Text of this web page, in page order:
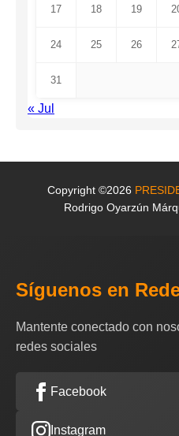
17 18 19
24 25 26
31
« Jul
Copyright ©2026
Rodrigo Oyarzún
Síguenos en
Mantente conectado con
redes sociales
Facebook
Instagram